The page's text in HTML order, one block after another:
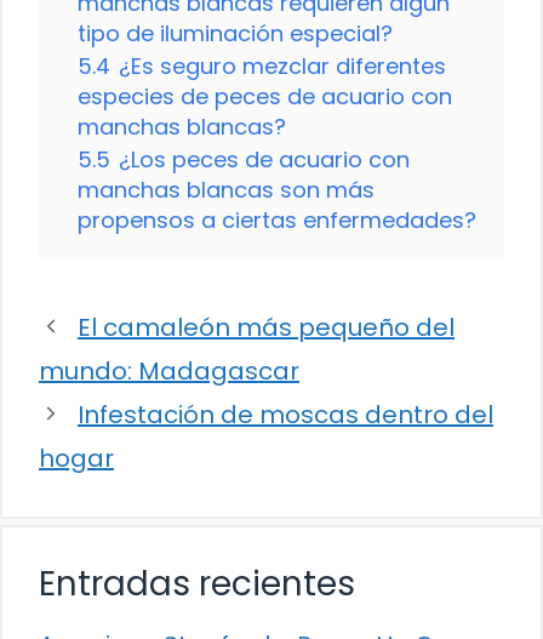
tipo de iluminación especial?
5.4 ¿Es seguro mezclar diferentes
especies de peces de acuario con
manchas blancas?
5.5 ¿Los peces de acuario con
manchas blancas son más
propensos a ciertas enfermedades?
El camaleón más pequeño del
mundo: Madagascar
Infestación de moscas dentro del
hogar
Entradas recientes